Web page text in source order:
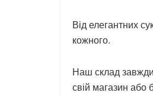
Від елегантних
кожного.
Наш склад
свій магазин або